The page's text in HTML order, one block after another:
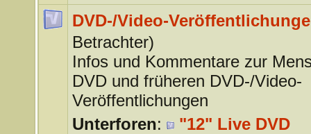
DVD-/Video-
Betrachter)
Infos und Kommentare zur
DVD und früheren DVD-/Video-
Veröffentlichungen
Unterforen:
"12" Live DVD